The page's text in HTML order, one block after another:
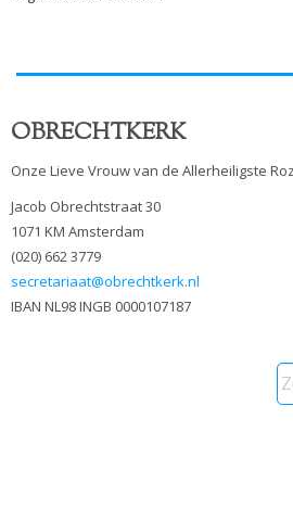
OBRECHTKERK
Onze Lieve Vrouw van de Allerheiligste
Jacob Obrechtstraat 30
1071 KM Amsterdam
(020) 662 3779
secretariaat@obrechtkerk.nl
IBAN NL98 INGB 0000107187